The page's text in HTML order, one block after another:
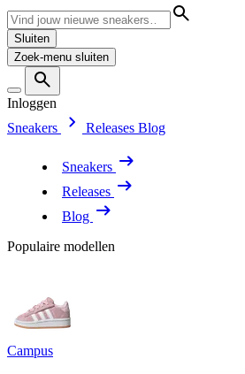
Sluiten
Zoek-menu sluiten
Inloggen
Sneakers
Releases Blog
Sneakers
Releases
Blog
Populaire modellen
Campus